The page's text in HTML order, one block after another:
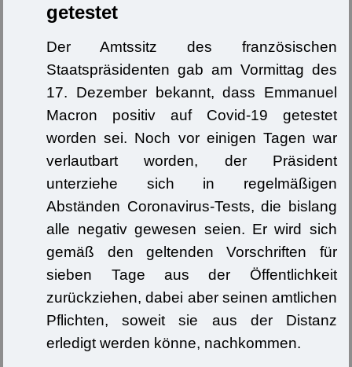
getestet
Der Amtssitz des französischen
Staatspräsidenten gab am Vormittag des
17. Dezember bekannt, dass Emmanuel
Macron positiv auf Covid-19 getestet
worden sei. Noch vor einigen Tagen war
verlautbart worden, der Präsident
unterziehe sich in regelmäßigen
Abständen Coronavirus-Tests, die bislang
alle negativ gewesen seien. Er wird sich
gemäß den geltenden Vorschriften für
sieben Tage aus der Öffentlichkeit
zurückziehen, dabei aber seinen amtlichen
Pflichten, soweit sie aus der Distanz
erledigt werden könne, nachkommen.